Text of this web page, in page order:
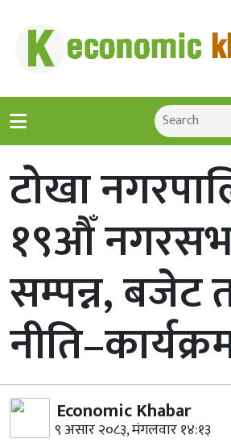
टोखा
१९औँ
सम्पन्न, बजेट
Economic Khabar
९ असार २०८३, मंगलवार १४:१३